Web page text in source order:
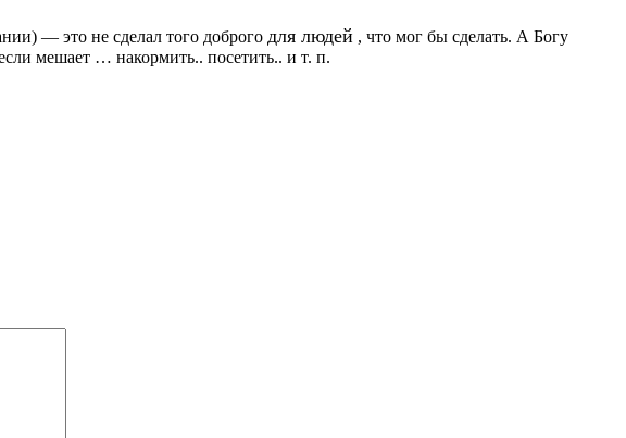
— это не сделал того доброго для людей , что мог бы сделать. А Богу
мешает … накормить.. посетить.. и т. п.